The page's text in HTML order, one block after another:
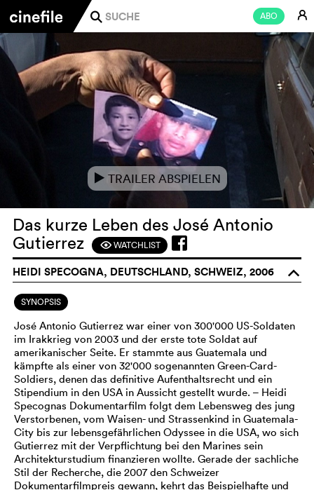
ABO E
j
e TRAILER ABSPIELEN
Das kurze Leben des José Antonio
Gutierrez
FWATCHLIST
HEIDI SPECOGNA, DEUTSCHLAND, SCHWEIZ, 2006 o
SYNOPSIS
José Antonio Gutierrez war einer von 300'000 US-Soldaten
im Irakkrieg von 2003 und der erste tote Soldat auf
amerikanischer Seite. Er stammte aus Guatemala und
kämpfte als einer von 32'000 sogenannten Green-Card-
Soldiers, denen das definitive Aufenthaltsrecht und ein
Stipendium in den USA in Aussicht gestellt wurde. – Heidi
Specognas Dokumentarfilm folgt dem Lebensweg des jung
Verstorbenen, vom Waisen- und Strassenkind in Guatemala-
City bis zur lebensgefährlichen Odyssee in die USA, wo sich
Gutierrez mit der Verpflichtung bei den Marines sein
Architekturstudium finanzieren wollte. Gerade der sachliche
Stil der Recherche, die 2007 den Schweizer
Dokumentarfilmpreis gewann, kehrt das Beispielhafte und